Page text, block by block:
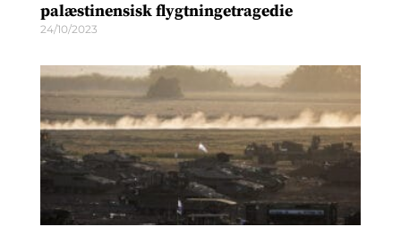
palæstinensisk flygtningetragedie
24/10/2023